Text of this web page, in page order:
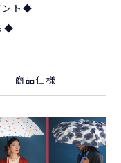
ント◆
◆
商品仕様